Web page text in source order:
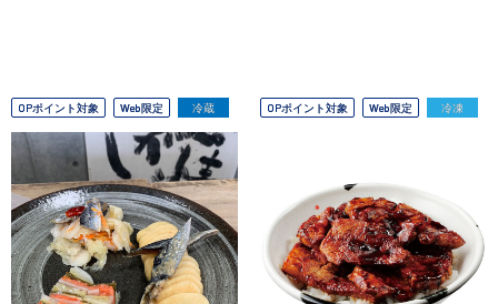
OPポイント対象 Web限定 冷蔵 OPポイント対象 Web限定 冷凍